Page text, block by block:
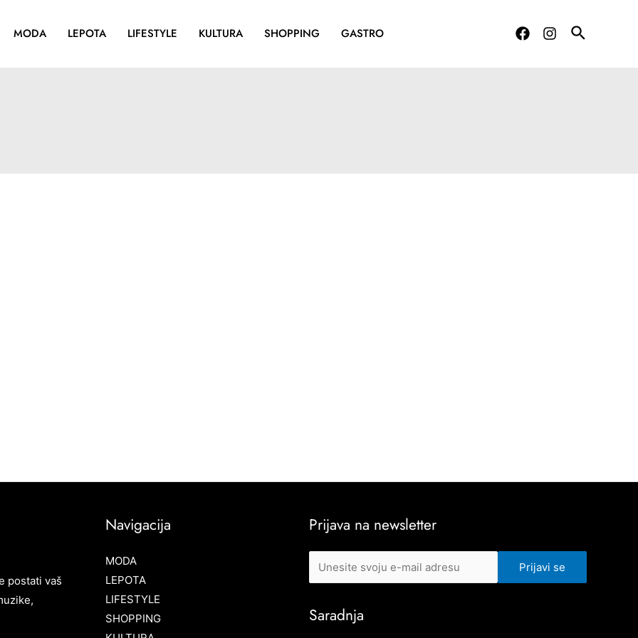
MODA LEPOTA LIFESTYLE KULTURA SHOPPING GASTRO
postati vaš
Navigacija
MODA
LEPOTA
LIFESTYLE
SHOPPING
Prijava na newsletter
Saradnja